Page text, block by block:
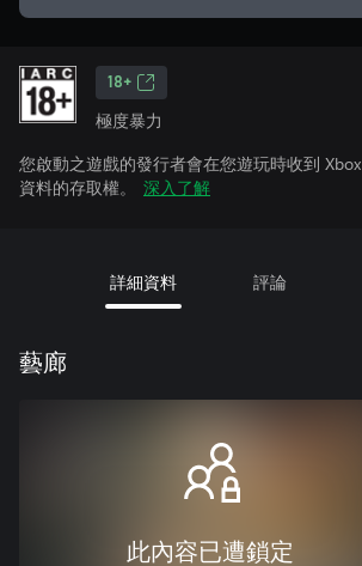
18+
極度暴力
您啟動之遊戲的發行者會在您遊玩時收到
資料的存取權。
深入了解
詳細資料 評論
藝廊
此內容已遭鎖定